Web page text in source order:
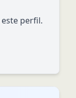
perfil.